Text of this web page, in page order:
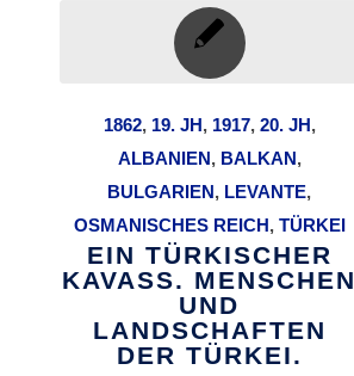
1862, 19. JH, 1917, 20. JH,
ALBANIEN, BALKAN,
BULGARIEN, LEVANTE,
OSMANISCHES REICH, TÜRKEI
EIN TÜRKISCHER
KAVASS. MENSCHEN
UND
LANDSCHAFTEN
DER TÜRKEI.